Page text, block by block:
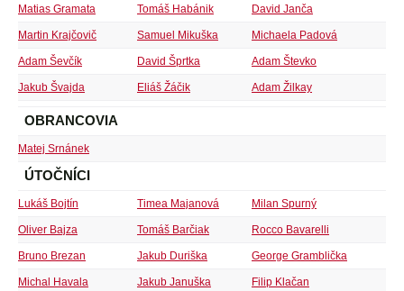
Matias Gramata Tomáš Habánik David Janča
Martin Krajčovič Samuel Mikuška Michaela Padová
Adam Ševčík David Šprtka Adam Števko
Jakub Švajda Eliáš Žáčik Adam Žilkay
OBRANCOVIA
Matej Srnánek
ÚTOČNÍCI
Lukáš Bojtín Timea Majanová Milan Spurný
Oliver Bajza Tomáš Barčiak Rocco Bavarelli
Bruno Brezan Jakub Duriška George Gramblička
Michal Havala Jakub Januška Filip Klačan